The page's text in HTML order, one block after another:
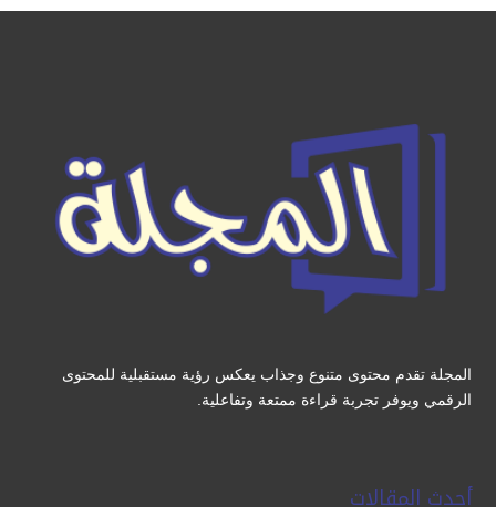
المجلة تقدم محتوى متنوع وجذاب يعكس رؤية مستقبلية للمحتوى
الرقمي ويوفر تجربة قراءة ممتعة وتفاعلية.
أحدث المقالات